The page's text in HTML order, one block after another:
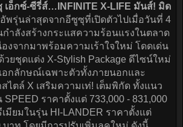
เอ็กซ์-ซีรี่ส์…INFINITE X-LIFE มันส์! มิด
พรุ่นล่าสุดจากอีซูซุที่เปิดตัวไปเมื่อวันที่ 4
ำลังสร้างกระแสความร้อนแรงในตลาด
องจากมาพร้อมความเร้าใจใหม่ โดดเด่น
วยชุดแต่ง X-Stylish Package ดีไซน์ใหม่
อกลักษณ์เฉพาะตัวทั้งภายนอกและ
ไตล์ X เสริมความเท่! เต็มพิกัด ทั้งแนว
ราคาตั้งแต่ 733,000 - 831,000
มียมในรุ่น HI-LANDER ราคาตั้งแต่